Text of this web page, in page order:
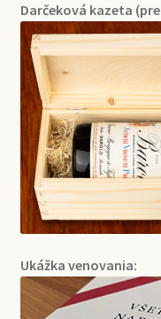
Darčeková kazeta
Ukážka venovania: